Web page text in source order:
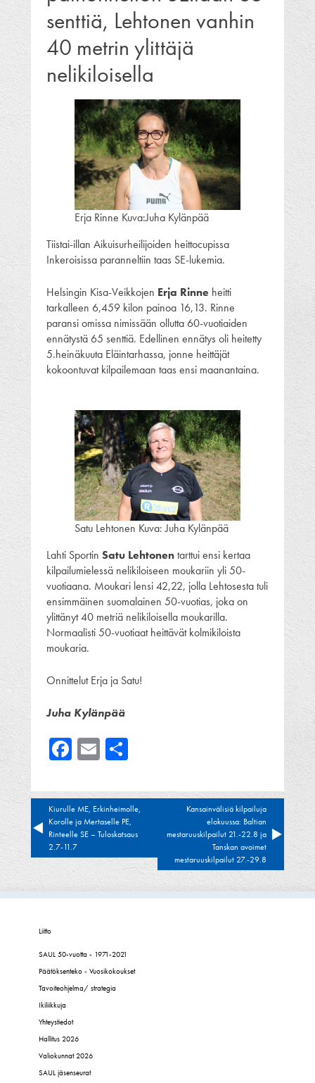
senttiä, Lehtonen vanhin
40 metrin ylittäjä
nelikiloisella
Erja Rinne Kuva:Juha Kylänpää
Tiistai-illan Aikuisurheilijoiden heittocupissa
Inkeroisissa paranneltiin taas SE-lukemia.
Helsingin Kisa-Veikkojen Erja Rinne heitti
tarkalleen 6,459 kilon painoa 16,13. Rinne
paransi omissa nimissään ollutta 60-vuotiaiden
ennätystä 65 senttiä. Edellinen ennätys oli heitetty
5.heinäkuuta Eläintarhassa, jonne heittäjät
kokoontuvat kilpailemaan taas ensi maanantaina.
Satu Lehtonen Kuva: Juha Kylänpää
Lahti Sportin Satu Lehtonentarttui ensi kertaa
kilpailumielessä nelikiloiseen moukariin yli 50-
vuotiaana. Moukari lensi 42,22, jolla Lehtosesta tuli
ensimmäinen suomalainen 50-vuotias, joka on
ylittänyt 40 metriä nelikiloisella moukarilla.
Normaalisti 50-vuotiaat heittävät kolmikiloista
moukaria.
Onnittelut Erja ja Satu!
Juha Kylänpää
Facebook
Email
Artikkelien
selaus
Kiurulle ME, Erkinheimolle,
Korolle ja Mertaselle PE,
Rinteelle SE – Tuloskatsaus
2.7-11.7
Kansainvälisiä kilpailuja
elokuussa: Baltian
mestaruuskilpailut 21.-22.8 ja
Tanskan avoimet
mestaruuskilpailut 27.-29.8
Liitto
SAUL 50-vuotta - 1971-2021
Päätöksenteko - Vuosikokoukset
Tavoiteohjelma/ strategia
Ikiliikkuja
Yhteystiedot
Hallitus 2026
Valiokunnat 2026
SAUL jäsenseurat